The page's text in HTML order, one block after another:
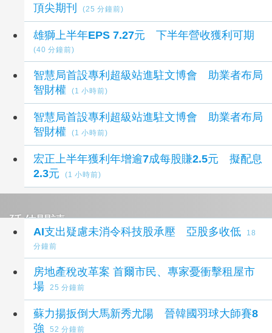
頂尖期刊
(25 分鐘前)
雄獅上半年EPS 7.27元 下半年營收獲利可期
(40 分鐘前)
智慧局首設專利超級站進駐文博會 助業者布局
智財權
(1 小時前)
智慧局首設專利超級站進駐文博會 助業者布局
智財權
(1 小時前)
宏正上半年獲利年增逾7成每股賺2.5元 擬配息
2.3元
(1 小時前)
延伸閱讀
AI支出疑慮未消令科技股承壓 亞股多收低
18
分鐘前
房地產稅改革案 首爾市民、專家憂衝擊租屋市
場
25 分鐘前
蘇力揚扳倒大馬新秀尤陽 晉韓國羽球大師賽8
強
52 分鐘前